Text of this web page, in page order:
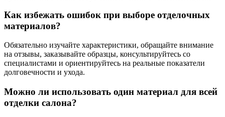
Как избежать ошибок при выборе отделочных
материалов?
Обязательно изучайте характеристики, обращайте внимание
на отзывы, заказывайте образцы, консультируйтесь со
специалистами и ориентируйтесь на реальные показатели
долговечности и ухода.
Можно ли использовать один материал для всей
отделки салона?